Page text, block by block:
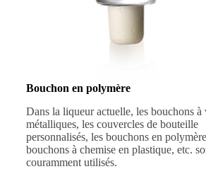
Bouchon en polymère
Dans la liqueur actuelle, les bouchons à
métalliques, les couvercles de bouteille
personnalisés, les bouchons en
bouchons à chemise en plastique, etc.
couramment utilisés.